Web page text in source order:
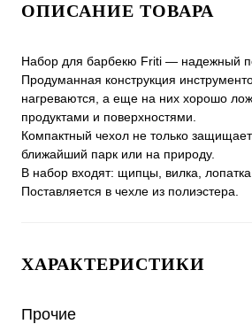
ОПИСАНИЕ ТОВАРА
Набор для барбекю Friti — надежный
Продуманная конструкция
нагреваются, а еще на них хорошо
продуктами и поверхностями.
Компактный чехол не только
ближайший парк или на природу.
В набор входят: щипцы, вилка,
Поставляется в чехле из полиэстера.
ХАРАКТЕРИСТИКИ
Прочие